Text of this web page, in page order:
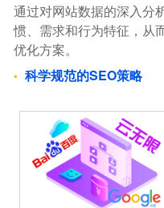
通过对网站数据的深入分
惯、需求和行为特征，从
优化方案。
科学规范的SEO策略